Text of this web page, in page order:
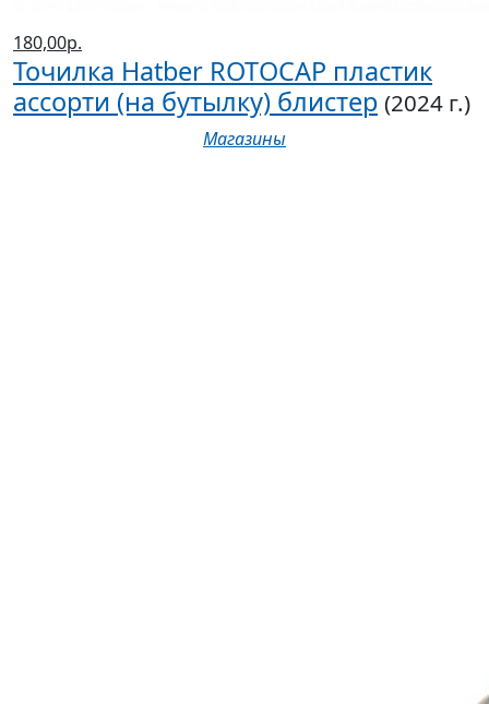
180,00р.
Точилка Hatber ROTOCAP пластик
ассорти (на бутылку) блистер (2024 г.)
Магазины